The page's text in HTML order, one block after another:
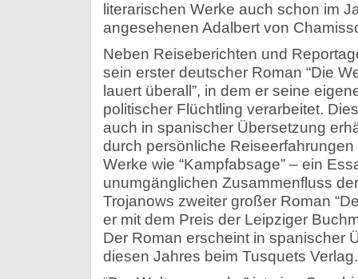
literarischen Werke auch schon im
angesehenen Adalbert von
Neben Reiseberichten und
sein erster deutscher Roman “Die
lauert überall”, in dem er seine
politischer Flüchtling verarbeitet.
auch in spanischer Übersetzung
durch persönliche
Werke wie “Kampfabsage” – ein
unumgänglichen Zusammenfluss
Trojanows zweiter großer Roman
er mit dem Preis der Leipziger
Der Roman erscheint in spanischer
diesen Jahres beim Tusquets Verlag.